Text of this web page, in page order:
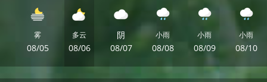
雾
08/05
多云
08/06
阴
08/07
小雨
08/08
小雨
08/09
小雨
08/10